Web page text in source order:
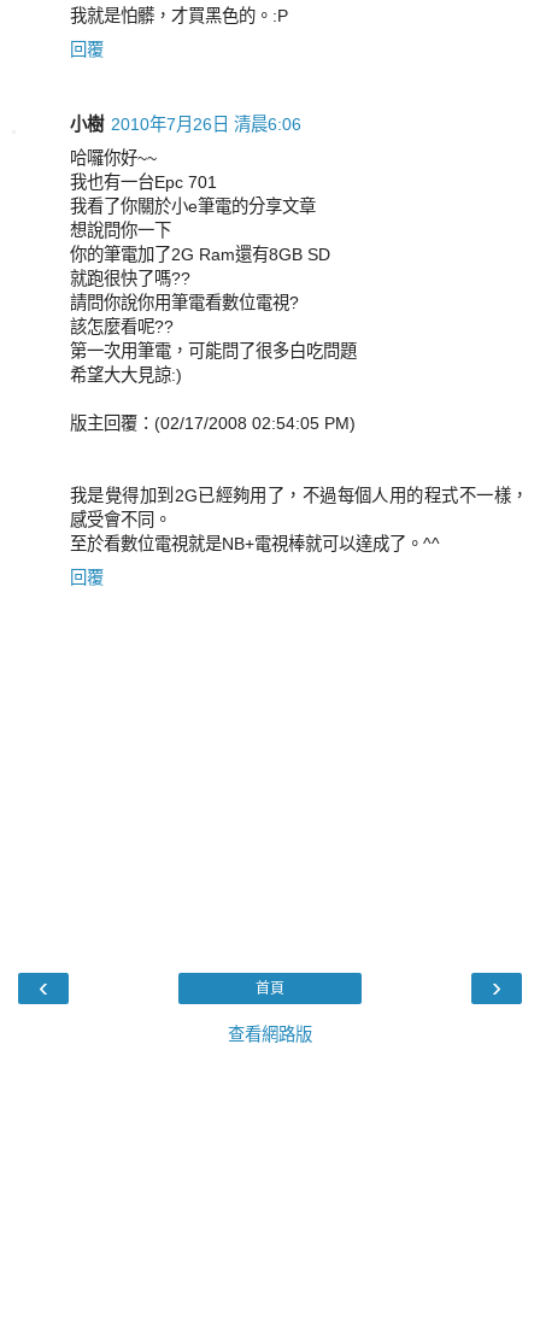
我就是怕髒，才買黑色的。:P
回覆
小樹 2010年7月26日 清晨6:06
哈囉你好~~
我也有一台Epc 701
我看了你關於小e筆電的分享文章
想說問你一下
你的筆電加了2G Ram還有8GB SD
就跑很快了嗎??
請問你說你用筆電看數位電視?
該怎麼看呢??
第一次用筆電，可能問了很多白吃問題
希望大大見諒:)
版主回覆：(02/17/2008 02:54:05 PM)
我是覺得加到2G已經夠用了，不過每個人用的程式不一樣，
感受會不同。
至於看數位電視就是NB+電視棒就可以達成了。^^
回覆
‹ ›
首頁
查看網路版